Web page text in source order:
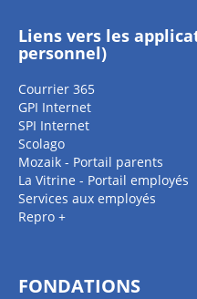
Liens vers les
personnel)
Courrier 365
GPI Internet
SPI Internet
Scolago
Mozaik - Portail parents
La Vitrine - Portail employés
Services aux employés
Repro +
FONDATIONS